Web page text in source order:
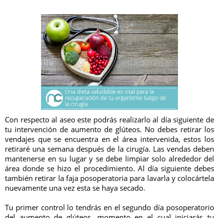
Con respecto al aseo este podrás realizarlo al día siguiente de
tu intervención de aumento de glúteos. No debes retirar los
vendajes que se encuentra en el área intervenida, estos los
retiraré una semana después de la cirugía. Las vendas deben
mantenerse en su lugar y se debe limpiar solo alrededor del
área donde se hizo el procedimiento. Al día siguiente debes
también retirar la faja posoperatoria para lavarla y colocártela
nuevamente una vez esta se haya secado.
Tu primer control lo tendrás en el segundo día posoperatorio